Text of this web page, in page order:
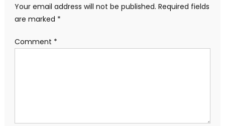
Your email address will not be published. Required fields
are marked *
Comment *